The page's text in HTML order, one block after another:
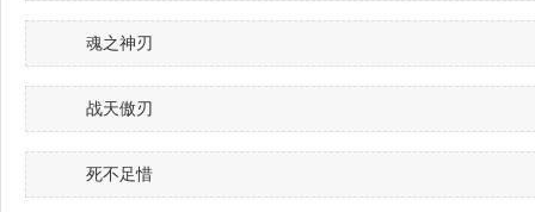
魂之神刃ゞ
战天傲刃
死不足惜